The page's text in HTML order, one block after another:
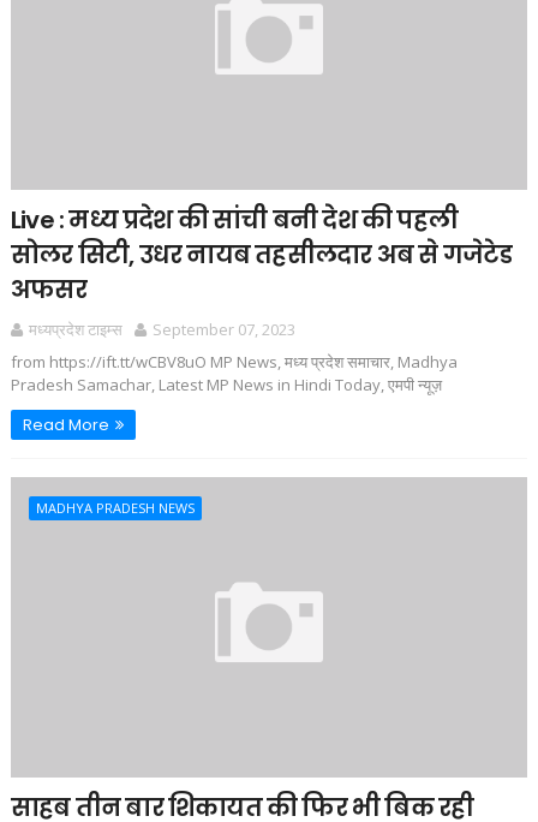
Live : मध्य प्रदेश की सांची बनी देश की पहली
सोलर सिटी, उधर नायब तहसीलदार अब से गजेटेड
अफसर
मध्यप्रदेश टाइम्स
September 07, 2023
from https://ift.tt/wCBV8uO MP News, मध्य प्रदेश समाचार, Madhya
Pradesh Samachar, Latest MP News in Hindi Today, एमपी न्यूज़
Read More
MADHYA PRADESH NEWS
साहब तीन बार शिकायत की फिर भी बिक रही